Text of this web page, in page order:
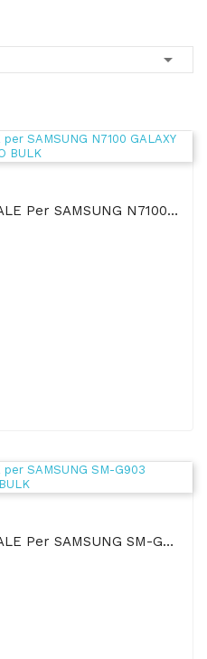

COPRI BATTERIA ORIGINALE Per SAMSUNG N7100 GALAXY NOTE2, N7105 COLORE TITANIO BULK
COPRI BATTERIA ORIGINALE Per SAMSUNG SM-G903 GALAXY S5 NEO COLORE ORO BULK